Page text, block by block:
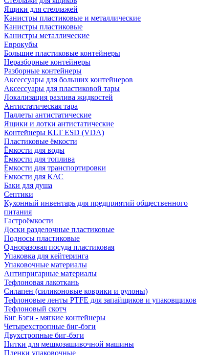
Ящики для стеллажей
Канистры пластиковые и металлические
Канистры пластиковые
Канистры металлические
Еврокубы
Большие пластиковые контейнеры
Неразборные контейнеры
Разборные контейнеры
Аксессуары для больших контейнеров
Аксессуары для пластиковой тары
Локализация разлива жидкостей
Антистатическая тара
Паллеты антистатические
Ящики и лотки антистатические
Контейнеры KLT ESD (VDA)
Пластиковые ёмкости
Ёмкости для воды
Ёмкости для топлива
Ёмкости для транспортировки
Ёмкости для КАС
Баки для душа
Септики
Кухонный инвентарь для предприятий общественного
питания
Гастроёмкости
Доски разделочные пластиковые
Подносы пластиковые
Одноразовая посуда пластиковая
Упаковка для кейтеринга
Упаковочные материалы
Антипригарные материалы
Тефлоновая лакоткань
Силапен (силиконовые коврики и рулоны)
Тефлоновые ленты PTFE для запайщиков и упаковщиков
Тефлоновый скотч
Биг Бэги - мягкие контейнеры
Четырехстропные биг-бэги
Двухстропные биг-бэги
Нитки для мешкозашивочной машины
Пленки упаковочные